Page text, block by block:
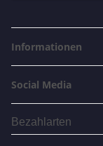
Informationen
Social Media
Bezahlarten